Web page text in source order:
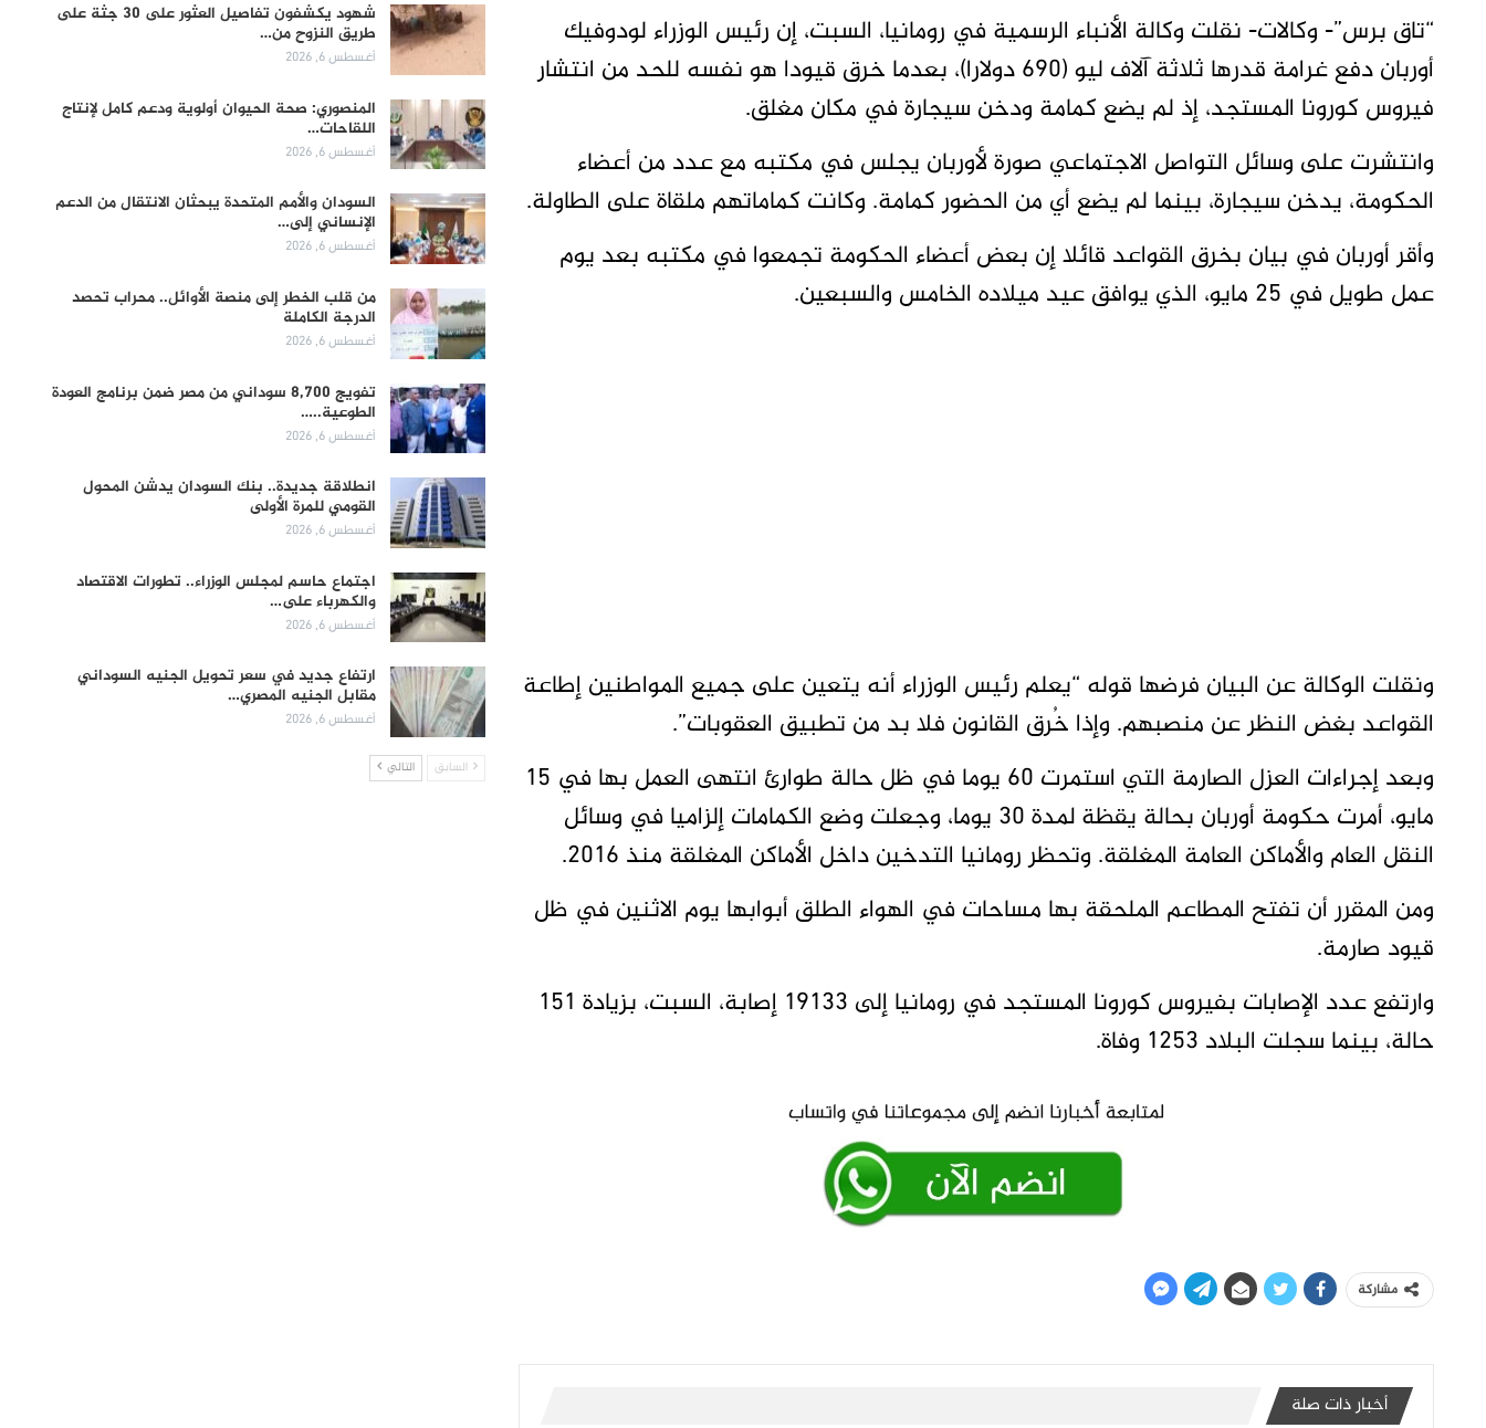
“تاق برس”- وكالات- نقلت وكالة الأنباء الرسمية في رومانيا، السبت، إن رئيس الوزراء لودوفيك
أوربان دفع غرامة قدرها ثلاثة آلاف ليو (690 دولارا)، بعدما خرق قيودا هو نفسه للحد من انتشار
فيروس كورونا المستجد، إذ لم يضع كمامة ودخن سيجارة في مكان مغلق.
وانتشرت على وسائل التواصل الاجتماعي صورة لأوربان يجلس في مكتبه مع عدد من أعضاء
الحكومة، يدخن سيجارة، بينما لم يضع أي من الحضور كمامة. وكانت كماماتهم ملقاة على الطاولة.
وأقر أوربان في بيان بخرق القواعد قائلا إن بعض أعضاء الحكومة تجمعوا في مكتبه بعد يوم
عمل طويل في 25 مايو، الذي يوافق عيد ميلاده الخامس والسبعين.
ونقلت الوكالة عن البيان فرضها قوله “يعلم رئيس الوزراء أنه يتعين على جميع المواطنين إطاعة
القواعد بغض النظر عن منصبهم. وإذا خُرق القانون فلا بد من تطبيق العقوبات”.
وبعد إجراءات العزل الصارمة التي استمرت 60 يوما في ظل حالة طوارئ انتهى العمل بها في 15
مايو، أمرت حكومة أوربان بحالة يقظة لمدة 30 يوما، وجعلت وضع الكمامات إلزاميا في وسائل
النقل العام والأماكن العامة المغلقة. وتحظر رومانيا التدخين داخل الأماكن المغلقة منذ 2016.
ومن المقرر أن تفتح المطاعم الملحقة بها مساحات في الهواء الطلق أبوابها يوم الاثنين في ظل
قيود صارمة.
وارتفع عدد الإصابات بفيروس كورونا المستجد في رومانيا إلى 19133 إصابة، السبت، بزيادة 151
حالة، بينما سجلت البلاد 1253 وفاة.
مشاركة
أخبار ذات صلة
شهود يكشفون تفاصيل العثور على 30 جثة على
طريق النزوح من…
أغسطس 6, 2026
المنصوري: صحة الحيوان أولوية ودعم كامل لإنتاج
اللقاحات…
أغسطس 6, 2026
السودان والأمم المتحدة يبحثان الانتقال من الدعم
الإنساني إلى…
أغسطس 6, 2026
من قلب الخطر إلى منصة الأوائل.. محراب تحصد
الدرجة الكاملة
أغسطس 6, 2026
تفويج 8,700 سوداني من مصر ضمن برنامج العودة
الطوعية..…
أغسطس 6, 2026
انطلاقة جديدة.. بنك السودان يدشن المحول
القومي للمرة الأولى
أغسطس 6, 2026
اجتماع حاسم لمجلس الوزراء.. تطورات الاقتصاد
والكهرباء على…
أغسطس 6, 2026
ارتفاع جديد في سعر تحويل الجنيه السوداني
مقابل الجنيه المصري…
أغسطس 6, 2026
السابق التالي